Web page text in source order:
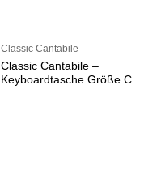
Classic Cantabile
Classic Cantabile –
Keyboardtasche Größe C